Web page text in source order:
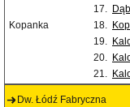
17.
Kopanka
18.
19.
20.
21.
Dw. Łódź Fabryczna